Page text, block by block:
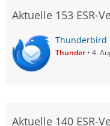
Aktuelle 153 ESR-
Thunderbird
Thunder 4.
Aktuelle 140 ESR-